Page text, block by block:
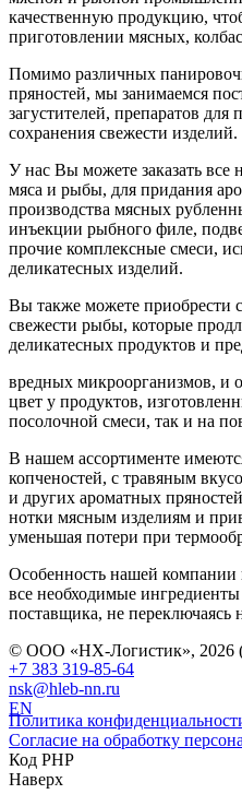
качественную продукцию,
приготовлении мясных,
Помимо различных
пряностей, мы занимаемся
загустителей, препаратов
сохранения свежести изделий.
У нас Вы можете заказать все
мяса и рыбы, для придания
производства мясных
инъекции рыбного филе,
прочие комплексные смеси,
деликатесных изделий.
Вы также можете приобрести
свежести рыбы, которые
деликатесных продуктов и
вредных микроорганизмов, и
цвет у продуктов,
посолочной смеси, так и на
В нашем ассортименте
копченостей, с травяным
и других ароматных
нотки мясным изделиям и
уменьшая потери при
Особенность нашей компании
все необходимые
поставщика, не переключаясь
© ООО «НХ-Логистик», 2026
+7 383 319-85-64
nsk@hleb-nn.ru
EN
Политика
Согласие на обработку
Код PHP
Наверх